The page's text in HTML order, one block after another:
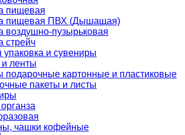
пищевая
пищевая ПВХ (Дышащая)
воздушно-пузырьковая
стрейч
упаковка и сувениры
ленты
подарочные картонные и пластиковые
пакеты и листы
чашки кофейные